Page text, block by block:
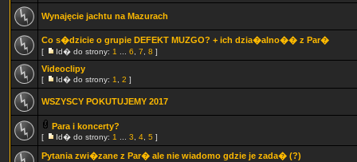
Wynajęcie jachtu na Mazurach
Co s�dzicie o grupie DEFEKT MUZGO? + ich dzia�alno�� z Par�
[ Id� do strony: 1 6 7 8 ]
Videoclipy
[ Id� do strony: 1 2 ]
WSZYSCY POKUTUJEMY 2017
Para i koncerty?
[ Id� do strony: 1 3 4 5 ]
Pytania zwi�zane z Par� ale nie wiadomo gdzie je zada� (?)